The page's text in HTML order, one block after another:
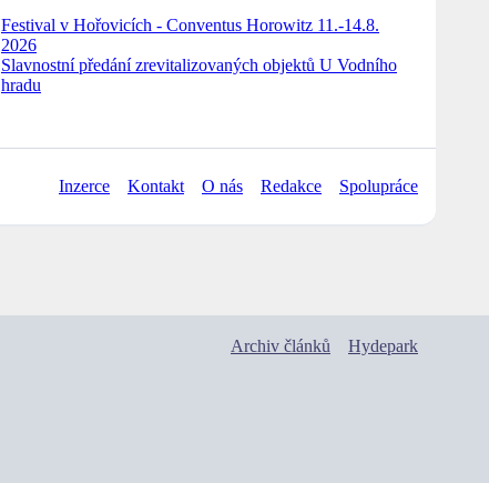
Festival v Hořovicích - Conventus Horowitz 11.-14.8.
2026
Slavnostní předání zrevitalizovaných objektů U Vodního
hradu
Inzerce Kontakt O nás Redakce Spolupráce
Archiv článků Hydepark